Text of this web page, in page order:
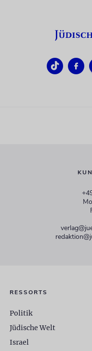
RESSORTS
Politik
Jüdische Welt
Israel